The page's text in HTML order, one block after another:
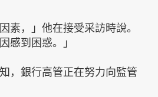
素，」他在接受采訪時說。
感到困惑。」
，銀行高管正在努力向監管